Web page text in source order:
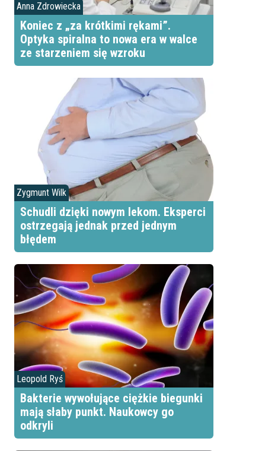
Anna Zdrowiecka
Koniec z „za krótkimi rękami”.
Optyka spiralna to nowa era w walce
ze starzeniem się wzroku
Zygmunt Wilk
Schudli dzięki nowym lekom. Eksperci
ostrzegają jednak przed jednym
błędem
Leopold Ryś
Bakterie wywołujące ciężkie biegunki
mają słaby punkt. Naukowcy go
odkryli